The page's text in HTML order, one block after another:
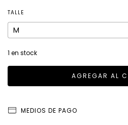
TALLE
1 en stock
MEDIOS DE PAGO